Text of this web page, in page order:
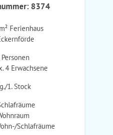
8374
Ferienhaus
4 Erwachsene
1. Stock
Schlafräume